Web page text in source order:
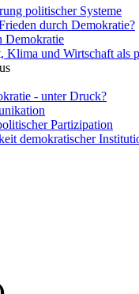
politischer Systeme
durch Demokratie?
Demokratie
Klima und Wirtschaft als
- unter Druck?
Partizipation
demokratischer